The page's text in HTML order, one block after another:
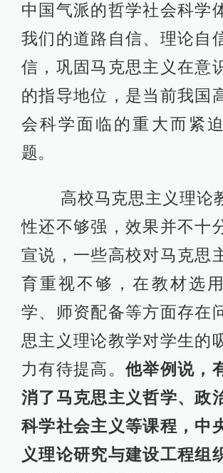
中国气派的哲学社会科学
我们的道路自信、理论自
信，巩固马克思主义在意
的指导地位，是当前我国
会科学面临的重大而紧
题。
高校马克思主义理论
性还不够强，效果并不十
宣说，一些高校对马克思
育重视不够，在教材选
学、师资配备等方面存在
思主义理论教学对学生的
力有待提高。他举例说，
消了马克思主义哲学、政
科学社会主义等课程，中
义理论研究与建设工程组